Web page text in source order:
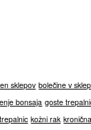
sklepov bolečine v
bonsaja goste
kožni rak